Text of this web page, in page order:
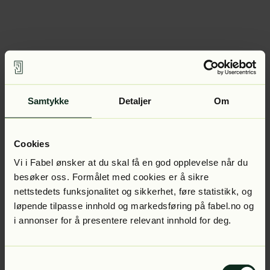
Samtykke Detaljer Om
Cookies
Vi i Fabel ønsker at du skal få en god opplevelse når du
besøker oss. Formålet med cookies er å sikre
nettstedets funksjonalitet og sikkerhet, føre statistikk, og
løpende tilpasse innhold og markedsføring på fabel.no og
i annonser for å presentere relevant innhold for deg.